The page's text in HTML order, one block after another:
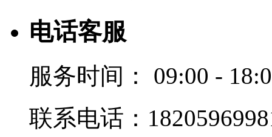
电话客服
服务时间：
09:00 -
联系电话：